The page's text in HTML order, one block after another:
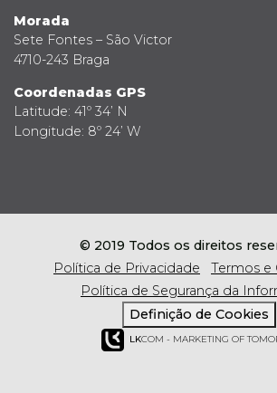
Morada
Sete Fontes – São Victor
4710-243 Braga
Coordenadas GPS
Latitude: 41º 34’ N
Longitude: 8º 24’ W
© 2019 Todos os direitos
Política de Privacidade
Termos e
Política de Segurança da
Definição de Cookies
LKCOM - MARKETING OF